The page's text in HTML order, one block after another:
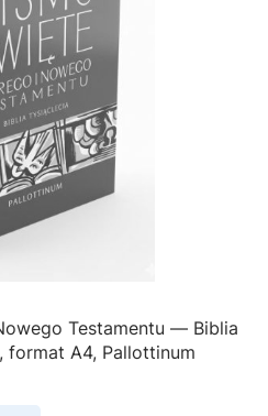
Testamentu — Biblia
format A4, Pallottinum